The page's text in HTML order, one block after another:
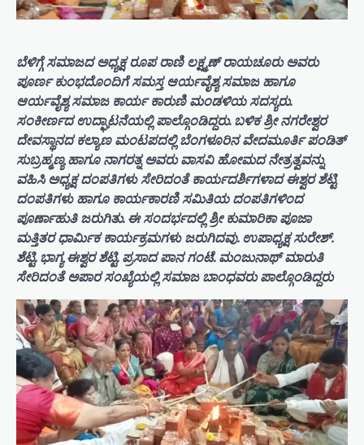
ಬೆಳಿಗ್ಗೆ ಸಮಾಜದ ಅಧ್ಯಕ್ಷ ರೂಪ ರಾಣಿ ಲಕ್ಷ್ಮಣ್ ರಾಯಚೂರು ಅವರು
ಪೂರ್ಣ ಕುಂಭದೊಂದಿಗೆ ಸಮಸ್ತ ಆರ್ಯವೈಶ್ಯ ಸಮಾಜ ಹಾಗೂ
ಆರ್ಯವೈಶ್ಯ ಸಮಾಜ ಕಾರ್ಯ ಕಾರುಣಿ ಮಂಡಳಿಯ ಸದಸ್ಯರು.
ಸಂಕೀರ್ಣದ ಉದ್ಘಾಟನೆಯಲ್ಲಿ ಪಾಲ್ಗೊಂಡಿದ್ದರು. ಬಳಿಕ ಶ್ರೀ ನಗರೇಶ್ವರ
ದೇವಸ್ಥಾನದ ಕಲ್ಯಾಣ ಮಂಟಪದಲ್ಲಿ ಬೆಂಗಳೂರಿನ ವೇದಮೂರ್ತಿ ಪಂಡಿತ್
ಸುಬ್ರಹ್ಮಣ್ಯ ಹಾಗೂ ನಾಗರತ್ನ ಅವರು ವಾಸವಿ ಹೋಮದ ನೇತ್ರತ್ವವನ್ನು
ವಹಿಸಿ ಅಧ್ಯಕ್ಷ ದಂಪತಿಗಳು ಸೇರಿದಂತೆ ಕಾರ್ಯದರ್ಶಿಗಳಾದ ಈಶ್ವರ ಶೆಟ್ಟಿ
ದಂಪತಿಗಳು ಹಾಗೂ ಕಾರ್ಯಕಾರಣಿ ಸಮಿತಿಯ ದಂಪತಿಗಳಿಂದ
ಪೂರ್ಣಾಹುತಿ ಜರುಗಿತು. ಈ ಸಂದರ್ಭದಲ್ಲಿ ಶ್ರೀ ಕುಮಾರಿಕಾ ಪೂಜಾ
ಮತ್ತಿತರ ಧಾರ್ಮಿಕ ಕಾರ್ಯಕ್ರಮಗಳು ಜರುಗಿದವು. ಉಪಾಧ್ಯಕ್ಷ ಸುರೇಶ್.
ಶೆಟ್ಟಿ. ಭಾಗ್ಯ ಈಶ್ವರ ಶೆಟ್ಟಿ. ಪ್ರಸಾದ ಪಾನ ಗಂಟೆ. ಮಂಜುನಾಥ್ ಮಾರುತಿ
ಸೇರಿದಂತೆ ಅಪಾರ ಸಂಖ್ಯೆಯಲ್ಲಿ ಸಮಾಜ ಬಾಂಧವರು ಪಾಲ್ಗೊಂಡಿದ್ದರು